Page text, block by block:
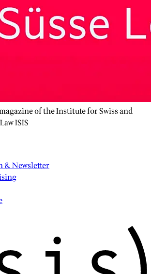
of the Institute for Swiss and
ISIS
& Newsletter